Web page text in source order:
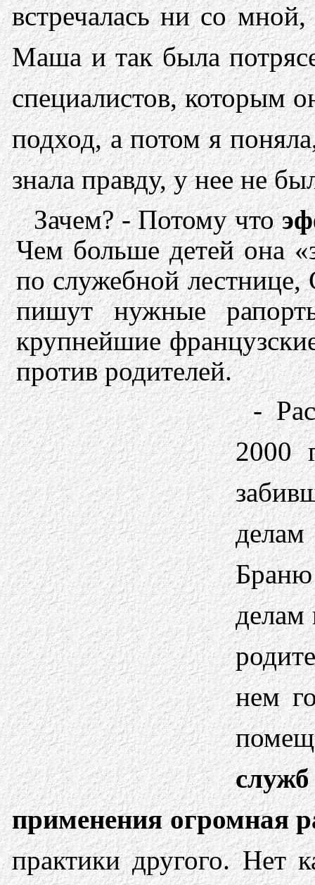
встречалась ни со
Маша и так была
специалистов, которым
подход, а потом я
знала правду, у нее не
Зачем? - Потому что
Чем больше детей она
по служебной лестнице,
пишут нужные
крупнейшие
против родителей.
-
2000
Браню
делам
нем
при­менения огромная
практики другого. Нет